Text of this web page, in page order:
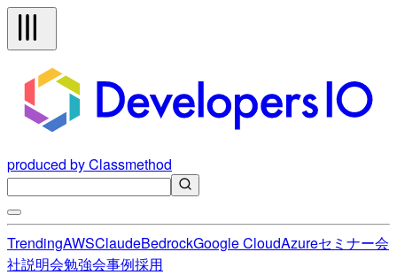
produced by Classmethod
TrendingAWSClaudeBedrockGoogle CloudAzureセミナー会
社説明会勉強会事例採用